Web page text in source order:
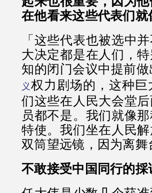
在他看来这些代表们就
「这些代表也被选中
大决定都是在人们，
知的闭门会议中提前
义权力剧场的，这种
们这些在人民大会堂
员都不是。我们就像
特使。我们坐在人民
双筒望远镜，因为离舞
不敢接受中国同行的採